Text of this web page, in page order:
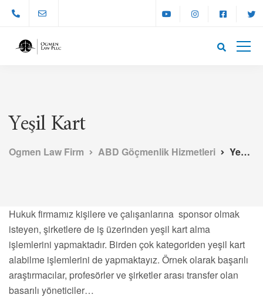
Yeşil Kart
Ogmen Law Firm ABD Göçmenlik Hizmetleri Yeşil Kart
Hukuk firmamız kişilere ve çalışanlarına sponsor olmak
isteyen, şirketlere de iş üzerinden yeşil kart alma
işlemlerini yapmaktadır. Birden çok kategoriden yeşil kart
alabilme işlemlerini de yapmaktayız. Örnek olarak başarılı
araştırmacılar, profesörler ve şirketler arası transfer olan
basarılı yöneticiler…